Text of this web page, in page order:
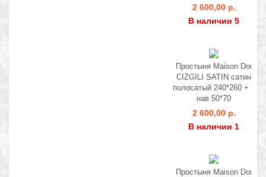
2 600,00 р.
В наличии 5
Простыня Maison Dor
CIZGILI SATIN сатин
полосатый 240*260 + 2
нав 50*70
2 600,00 р.
В наличии 1
Простыня Maison Dor